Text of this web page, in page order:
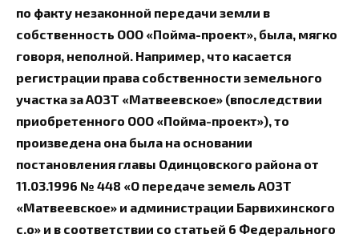
по факту незаконной передачи земли в
собственность ООО «Пойма-проект», была, мягко
говоря, неполной. Например, что касается
регистрации права собственности земельного
участка за АОЗТ «Матвеевское» (впоследствии
приобретенного ООО «Пойма-проект»), то
произведена она была на основании
постановления главы Одинцовского района от
11.03.1996 № 448 «О передаче земель АОЗТ
«Матвеевское» и администрации Барвихинского
с.о» и в соответствии со статьей 6 Федерального